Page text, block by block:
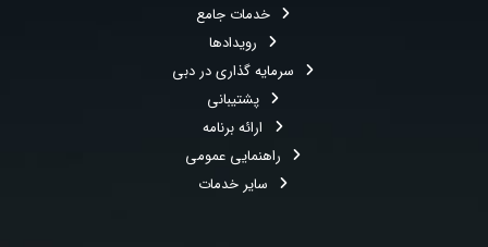
خدمات جامع
رویدادها
سرمایه گذاری در دبی
پشتیبانی
ارائه برنامه
راهنمایی عمومی
سایر خدمات